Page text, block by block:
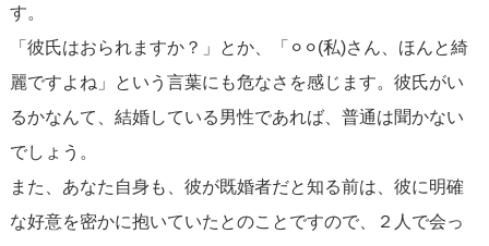
効です。時には外からの視点が、自分の位置付けを明確に
するのに役立ちます。
5. **自分自身への誠実さ** - ご自身が感じている迷いや不安
は、全くもって自然なことです。大切なのは、彼との関係
を進めるにあたって、<ｓ>自分自身に誠実 でいることで
す。彼が独身であったとしても、このタイプの接近方法は
す。
「彼氏はおられますか？」とか、「⚪︎⚪︎(私)さん、ほんと綺
麗ですよね」という言葉にも危なさを感じます。彼氏がい
るかなんて、結婚している男性であれば、普通は聞かない
でしょう。
また、あなた自身も、彼が既婚者だと知る前は、彼に明確
な好意を密かに抱いていたとのことですので、２人で会っ